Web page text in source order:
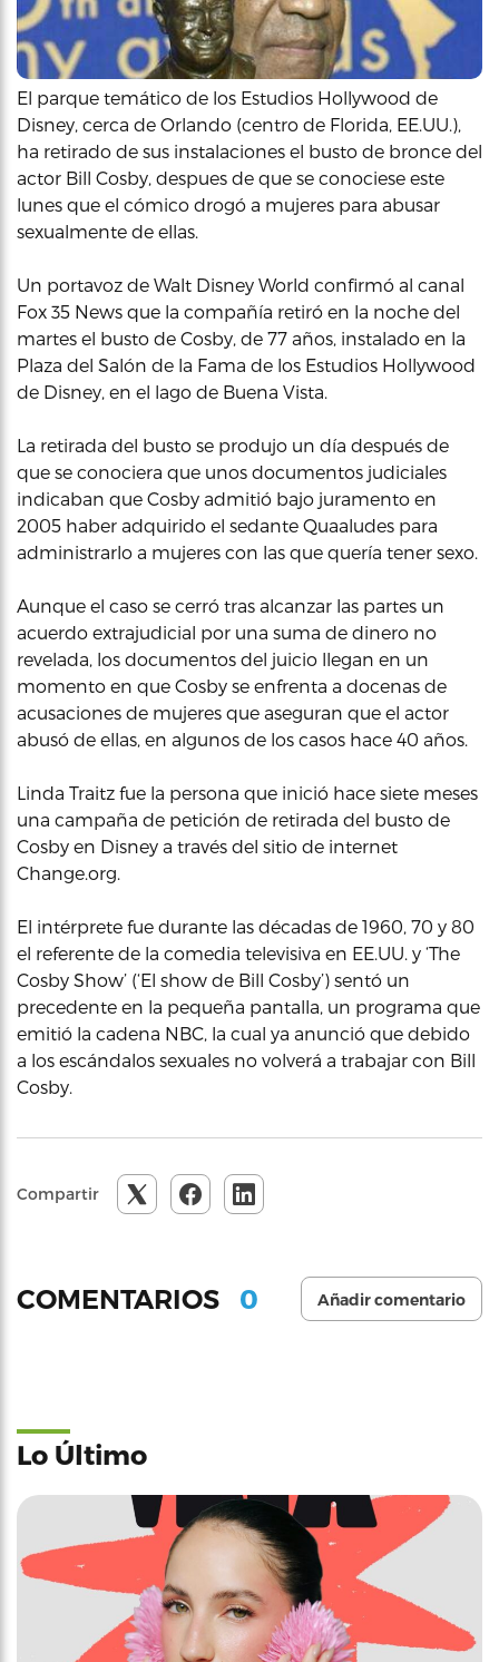
El parque temático de los Estudios Hollywood de
Disney, cerca de Orlando (centro de Florida, EE.UU.),
ha retirado de sus instalaciones el busto de bronce del
actor Bill Cosby, despues de que se conociese este
lunes que el cómico drogó a mujeres para abusar
sexualmente de ellas.
Un portavoz de Walt Disney World confirmó al canal
Fox 35 News que la compañía retiró en la noche del
martes el busto de Cosby, de 77 años, instalado en la
Plaza del Salón de la Fama de los Estudios Hollywood
de Disney, en el lago de Buena Vista.
La retirada del busto se produjo un día después de
que se conociera que unos documentos judiciales
indicaban que Cosby admitió bajo juramento en
2005 haber adquirido el sedante Quaaludes para
administrarlo a mujeres con las que quería tener sexo.
Aunque el caso se cerró tras alcanzar las partes un
acuerdo extrajudicial por una suma de dinero no
revelada, los documentos del juicio llegan en un
momento en que Cosby se enfrenta a docenas de
acusaciones de mujeres que aseguran que el actor
abusó de ellas, en algunos de los casos hace 40 años.
Linda Traitz fue la persona que inició hace siete meses
una campaña de petición de retirada del busto de
Cosby en Disney a través del sitio de internet
Change.org.
El intérprete fue durante las décadas de 1960, 70 y 80
el referente de la comedia televisiva en EE.UU. y ‘The
Cosby Show’ (‘El show de Bill Cosby’) sentó un
precedente en la pequeña pantalla, un programa que
emitió la cadena NBC, la cual ya anunció que debido
a los escándalos sexuales no volverá a trabajar con Bill
Cosby.
Compartir
COMENTARIOS 0 Añadir comentario
Lo Último